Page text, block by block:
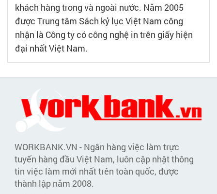
khách hàng trong và ngoài nước. Năm 2005
được Trung tâm Sách kỷ lục Việt Nam công
nhận là Công ty có công nghệ in trên giấy hiện
đại nhất Việt Nam.
WORKBANK.VN - Ngân hàng việc làm trực
tuyến hàng đầu Việt Nam, luôn cập nhật thông
tin việc làm mới nhất trên toàn quốc, được
thành lập năm 2008.